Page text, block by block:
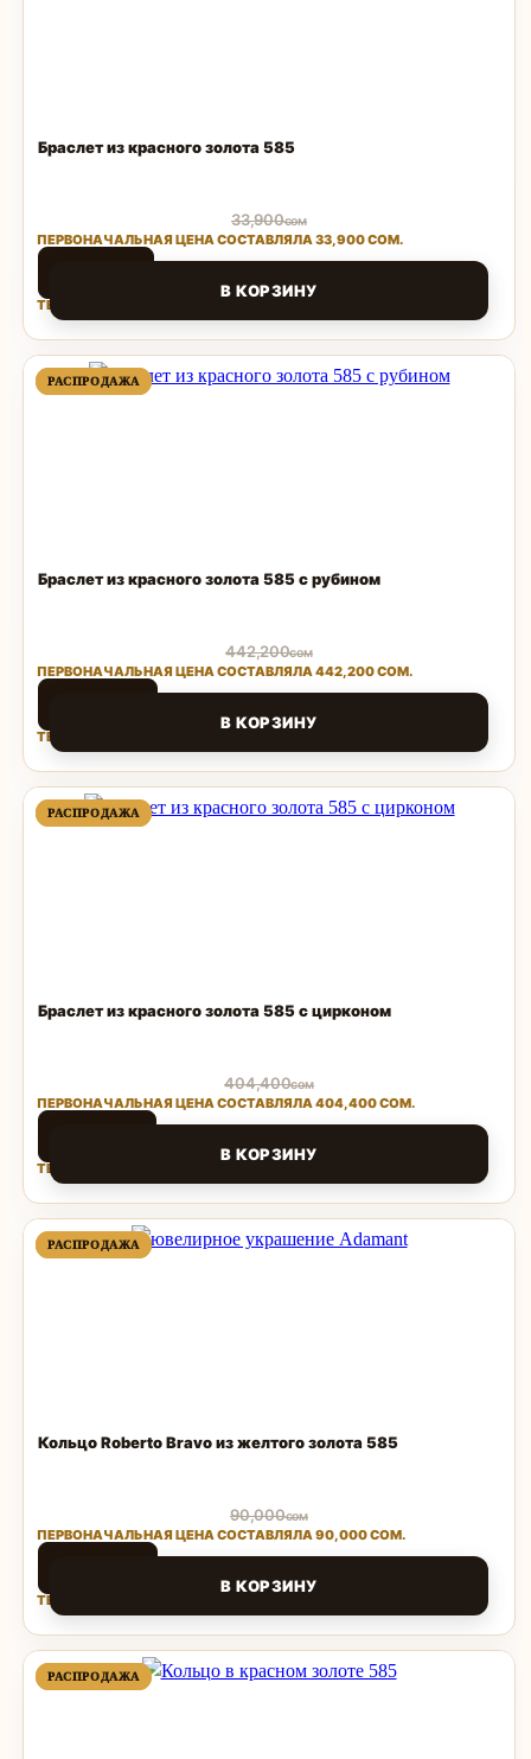
Браслет из красного золота 585
33,900сом
ПЕРВОНАЧАЛЬНАЯ ЦЕНА СОСТАВЛЯЛА 33,900 СОМ.
ТЕКУЩАЯ ЦЕНА: 14,960 СОМ.
В КОРЗИНУ
Поделиться
РАСПРОДАЖА ПРОДАВАЕМЫЙ
ТОВАР
РАСПРОДАЖА ПРОДАВАЕМЫЙ
ТОВАР
Браслет из красного золота 585 с рубином
442,200сом
ПЕРВОНАЧАЛЬНАЯ ЦЕНА СОСТАВЛЯЛА 442,200 СОМ.
ТЕКУЩАЯ ЦЕНА: 88,440 СОМ.
В КОРЗИНУ
Поделиться
РАСПРОДАЖА ПРОДАВАЕМЫЙ
ТОВАР
РАСПРОДАЖА ПРОДАВАЕМЫЙ
ТОВАР
Браслет из красного золота 585 с цирконом
404,400сом
ПЕРВОНАЧАЛЬНАЯ ЦЕНА СОСТАВЛЯЛА 404,400 СОМ.
ТЕКУЩАЯ ЦЕНА: 80,880 СОМ.
В КОРЗИНУ
Поделиться
РАСПРОДАЖА ПРОДАВАЕМЫЙ
ТОВАР
РАСПРОДАЖА ПРОДАВАЕМЫЙ
ТОВАР
Кольцо Roberto Bravo из желтого золота 585
90,000сом
ПЕРВОНАЧАЛЬНАЯ ЦЕНА СОСТАВЛЯЛА 90,000 СОМ.
ТЕКУЩАЯ ЦЕНА: 64,800 СОМ.
В КОРЗИНУ
Поделиться
РАСПРОДАЖА ПРОДАВАЕМЫЙ
ТОВАР
РАСПРОДАЖА ПРОДАВАЕМЫЙ
ТОВАР